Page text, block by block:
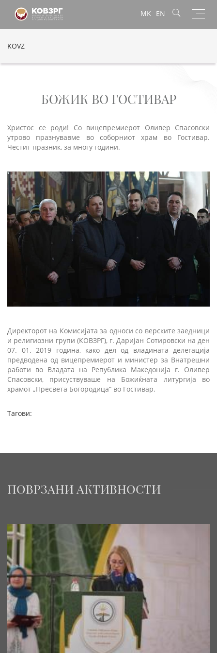
MK EN
KOVZ
БОЖИК ВО ГОСТИВАР
Христос се роди! Со вицепремиерот Оливер Спасовски
утрово празнувавме во соборниот храм во Гостивар.
Честит празник, за многу години.
Директорот на Комисијата за односи со верските заедници
и религиозни групи (КОВЗРГ), г. Даријан Сотировски на ден
07. 01. 2019 година, како дел од владината делегација
предводена од вицепремиерот и министер за Внатрешни
работи во Владата на Република Македонија г. Оливер
Спасовски, присуствуваше на Божиќната литургија во
храмот „Пресвета Богородица“ во Гостивар.
Тагови:
ПОВРЗАНИ АКТИВНОСТИ